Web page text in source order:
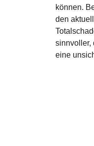
können.
den
sinnvoller,
eine